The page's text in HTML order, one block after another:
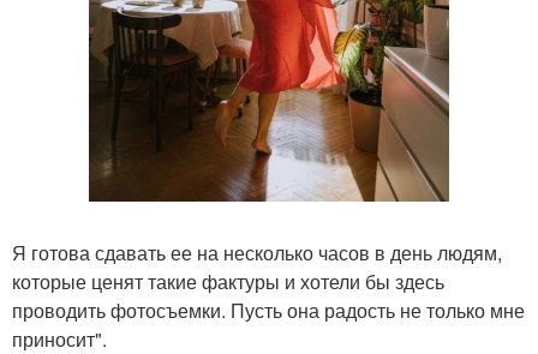
Я готова сдавать ее на несколько часов в день людям,
которые ценят такие фактуры и хотели бы здесь
проводить фотосъемки. Пусть она радость не только мне
приносит".